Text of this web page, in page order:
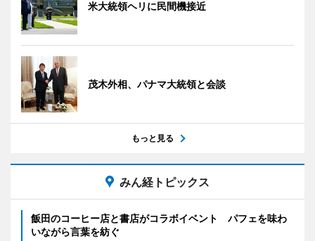
米大統領ヘリに民間機接近
茂木外相、パナマ大統領と会談
もっと見る
みん経トピックス
飯田のコーヒー店と書店がコラボイベント パフェを味わ
いながら言葉を紡ぐ